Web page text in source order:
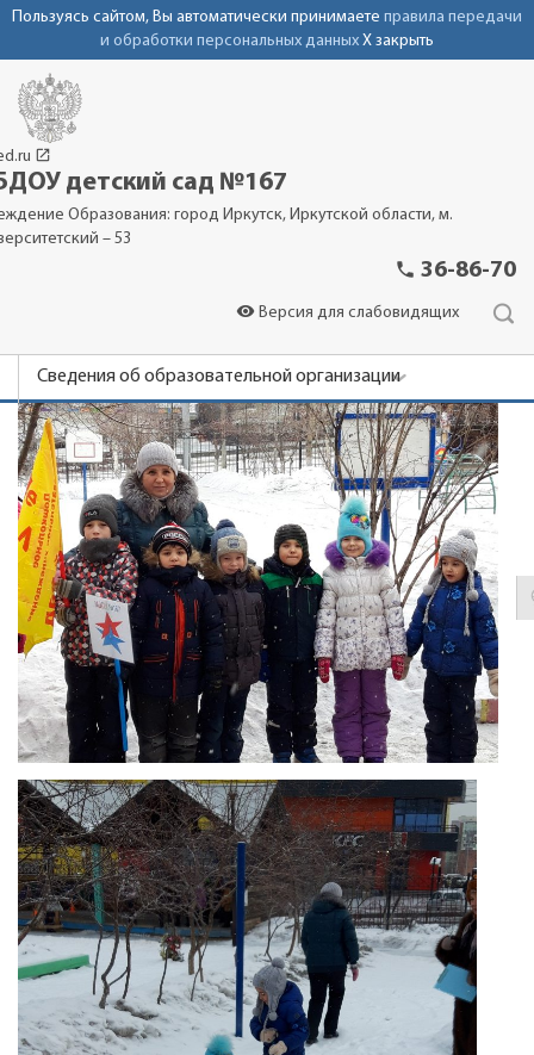
Пользуясь сайтом, Вы автоматически принимаете правила передачи
и обработки персональных данных X закрыть
launch
детский сад №167
Образования: город Иркутск, Иркутской области, м.
– 53
phone 36-86-70
visibility Версия для слабовидящих
Сведения об образовательной организации
Новости
Родителям
Фотоальбомы
Контакты